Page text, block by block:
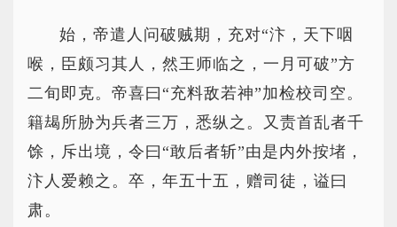
始，帝遣人问破贼期，充对“汴，天下咽
喉，臣颇习其人，然王师临之，一月可破”方
二旬即克。帝喜曰“充料敌若神”加检校司空。
籍朅所胁为兵者三万，悉纵之。又责首乱者千
馀，斥出境，令曰“敢后者斩”由是内外按堵，
汴人爱赖之。卒，年五十五，赠司徒，谥曰
肃。